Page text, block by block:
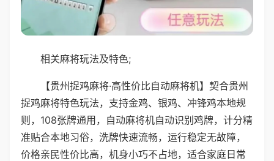
相关麻将玩法及特色;
【贵州捉鸡麻将·高性价比自动麻将机】契合贵州
捉鸡麻将特色玩法，支持金鸡、银鸡、冲锋鸡本地规
则，108张牌通用，自动麻将机自动识别鸡牌，计分精
准贴合本地习俗，洗牌快速流畅，运行稳定无故障，
价格亲民性价比高，机身小巧不占地，适合家庭日常